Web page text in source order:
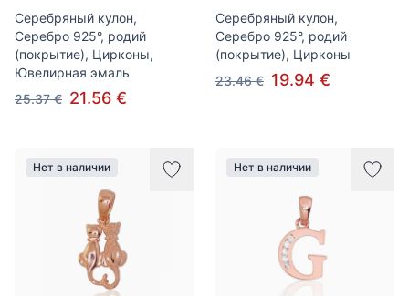
Серебряный кулон,
Серебро 925°, родий
(покрытие), Цирконы,
Ювелирная эмаль
25.37 € 21.56 €
Серебряный кулон,
Серебро 925°, родий
(покрытие), Цирконы
23.46 € 19.94 €
Нет в наличии Нет в наличии